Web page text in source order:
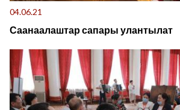
04.06.21
Саанаалаштар сапары улантылат